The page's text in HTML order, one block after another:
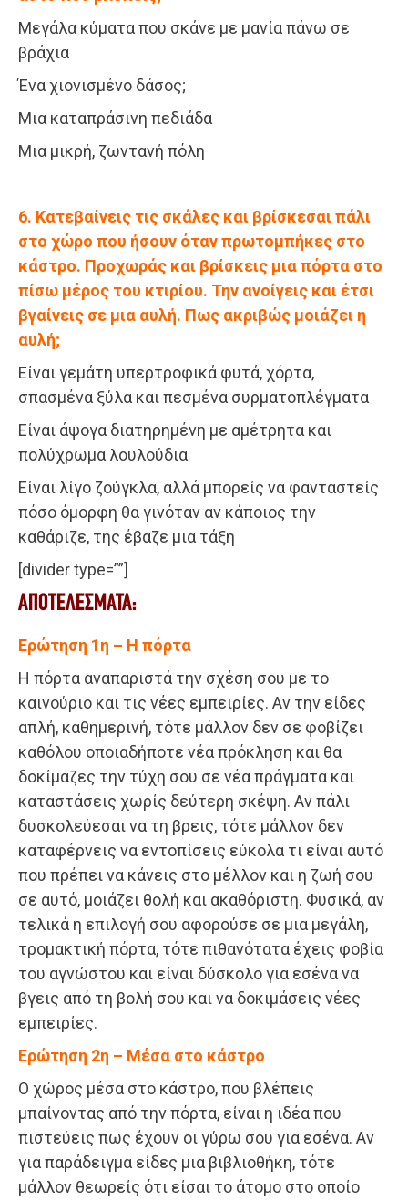
Μεγάλα κύματα που σκάνε με μανία πάνω σε
βράχια
Ένα χιονισμένο δάσος;
Μια καταπράσινη πεδιάδα
Μια μικρή, ζωντανή πόλη
6. Κατεβαίνεις τις σκάλες και βρίσκεσαι πάλι
στο χώρο που ήσουν όταν πρωτομπήκες στο
κάστρο. Προχωράς και βρίσκεις μια πόρτα στο
πίσω μέρος του κτιρίου. Την ανοίγεις και έτσι
βγαίνεις σε μια αυλή. Πως ακριβώς μοιάζει η
αυλή;
Είναι γεμάτη υπερτροφικά φυτά, χόρτα,
σπασμένα ξύλα και πεσμένα συρματοπλέγματα
Είναι άψογα διατηρημένη με αμέτρητα και
πολύχρωμα λουλούδια
Είναι λίγο ζούγκλα, αλλά μπορείς να φανταστείς
πόσο όμορφη θα γινόταν αν κάποιος την
καθάριζε, της έβαζε μια τάξη
[divider type=””]
ΑΠΟΤΕΛΕΣΜΑΤΑ:
Ερώτηση 1η – Η πόρτα
Η πόρτα αναπαριστά την σχέση σου με το
καινούριο και τις νέες εμπειρίες. Αν την είδες
απλή, καθημερινή, τότε μάλλον δεν σε φοβίζει
καθόλου οποιαδήποτε νέα πρόκληση και θα
δοκίμαζες την τύχη σου σε νέα πράγματα και
καταστάσεις χωρίς δεύτερη σκέψη. Αν πάλι
δυσκολεύεσαι να τη βρεις, τότε μάλλον δεν
καταφέρνεις να εντοπίσεις εύκολα τι είναι αυτό
που πρέπει να κάνεις στο μέλλον και η ζωή σου
σε αυτό, μοιάζει θολή και ακαθόριστη. Φυσικά, αν
τελικά η επιλογή σου αφορούσε σε μια μεγάλη,
τρομακτική πόρτα, τότε πιθανότατα έχεις φοβία
του αγνώστου και είναι δύσκολο για εσένα να
βγεις από τη βολή σου και να δοκιμάσεις νέες
εμπειρίες.
Ερώτηση 2η – Μέσα στο κάστρο
Ο χώρος μέσα στο κάστρο, που βλέπεις
μπαίνοντας από την πόρτα, είναι η ιδέα που
πιστεύεις πως έχουν οι γύρω σου για εσένα. Αν
για παράδειγμα είδες μια βιβλιοθήκη, τότε
μάλλον θεωρείς ότι είσαι το άτομο στο οποίο